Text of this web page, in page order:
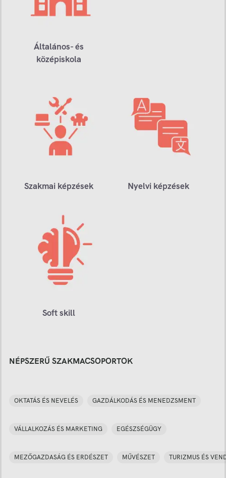
Általános- és
középiskola
Szakmai képzések Nyelvi képzések
Soft skill
NÉPSZERŰ SZAKMACSOPORTOK
OKTATÁS ÉS NEVELÉS GAZDÁLKODÁS ÉS MENEDZSMENT
VÁLLALKOZÁS ÉS MARKETING EGÉSZSÉGÜGY
MEZŐGAZDASÁG ÉS ERDÉSZET MŰVÉSZET TURIZMUS ÉS